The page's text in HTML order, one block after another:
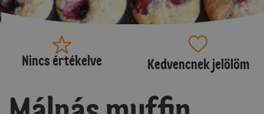
Nincs értékelve Kedvencnek jelölöm